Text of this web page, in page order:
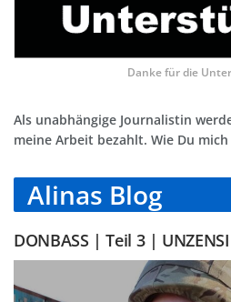
Danke für die
Als unabhängige Journalistin
meine Arbeit bezahlt. Wie Du mich
Alinas Blog
DONBASS | Teil 3 |